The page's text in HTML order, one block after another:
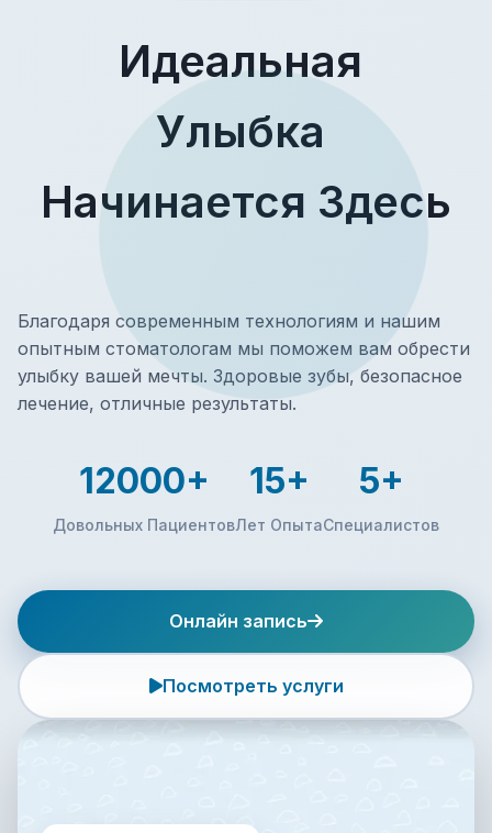
Идеальная
Улыбка
Начинается Здесь
Благодаря современным технологиям и нашим
опытным стоматологам мы поможем вам обрести
улыбку вашей мечты. Здоровые зубы, безопасное
лечение, отличные результаты.
12000+
Довольных Пациентов
15+
Лет Опыта
5+
Специалистов
Онлайн запись
Посмотреть услуги